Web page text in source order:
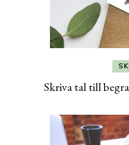
Skriva tal till